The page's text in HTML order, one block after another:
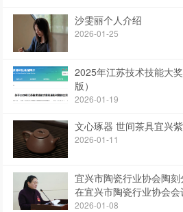
沙雯丽个人介绍
2026-01-25
2025年江苏技术技能大
版）
2026-01-19
文心琢器 世间茶具宜兴
2026-01-11
宜兴市陶瓷行业协会陶
在宜兴市陶瓷行业协会
2026-01-08